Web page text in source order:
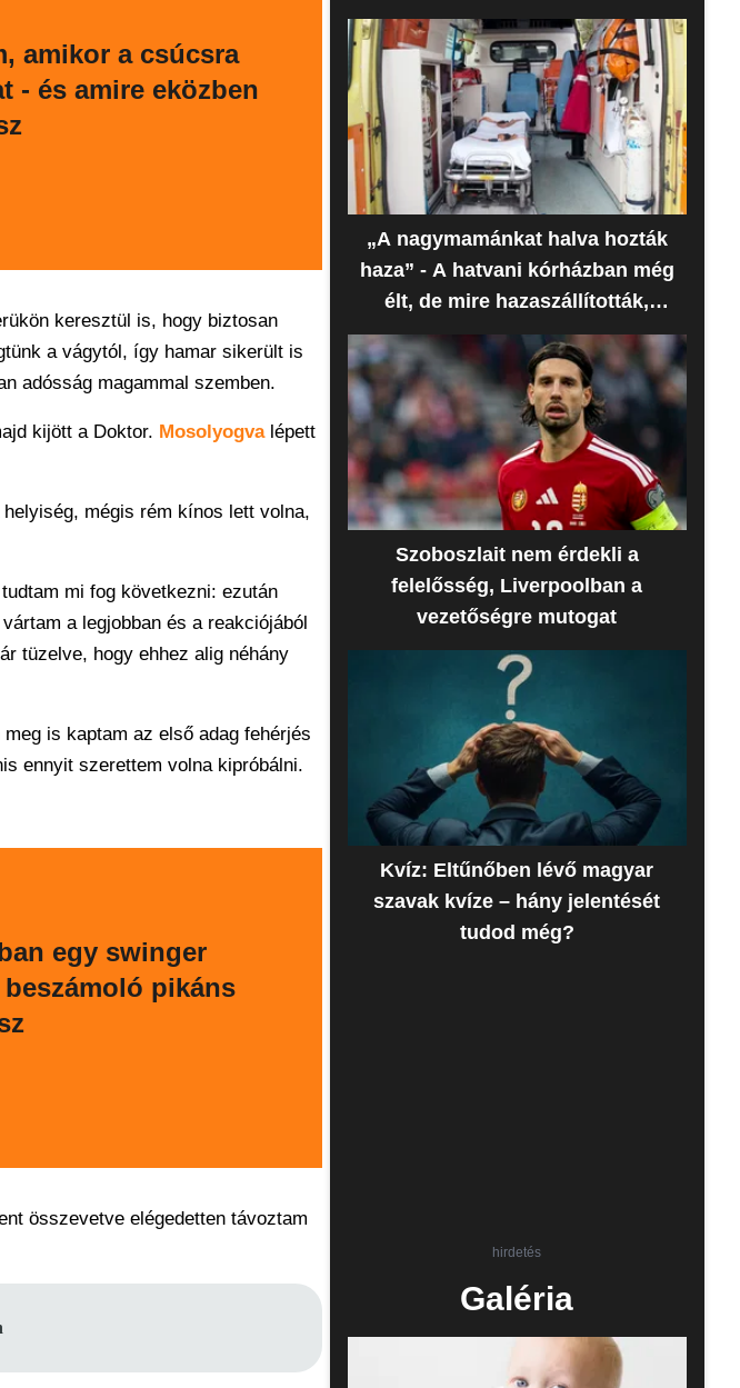
amikor a csúcsra
- és amire eközben
keresztül is, hogy biztosan
a vágytól, így hamar sikerült is
adósság magammal szemben.
kijött a Doktor. Mosolyogvalépett
mégis rém kínos lett volna,
mi fog következni: ezután
a legjobban és a reakciójából
tüzelve, hogy ehhez alig néhány
is kaptam az első adag fehérjés
ennyit szerettem volna kipróbálni.
egy swinger
pikáns
összevetve elégedetten távoztam
„A nagymamánkat halva hozták
haza” - A hatvani kórházban még
élt, de mire hazaszállították,
meghalt az idős nő
Szoboszlait nem érdekli a
felelősség, Liverpoolban a
vezetőségre mutogat
Kvíz: Eltűnőben lévő magyar
szavak kvíze – hány jelentését
tudod még?
hirdetés
Galéria